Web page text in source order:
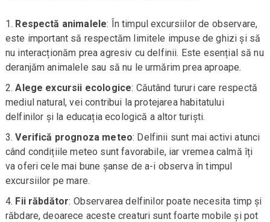
Respectă animalele: În timpul excursiilor de observare,
este important să respectăm limitele impuse de ghizi și să
nu interacționăm prea agresiv cu delfinii. Este esențial să nu
deranjăm animalele sau să nu le urmărim prea aproape.
Alege excursii ecologice: Căutând tururi care respectă
mediul natural, vei contribui la protejarea habitatului
delfinilor și la educația ecologică a altor turiști.
Verifică prognoza meteo: Delfinii sunt mai activi atunci
când condițiile meteo sunt favorabile, iar vremea calmă îți
va oferi cele mai bune șanse de a-i observa în timpul
excursiilor pe mare.
Fii răbdător: Observarea delfinilor poate necesita timp și
răbdare, deoarece aceste creaturi sunt foarte mobile și pot